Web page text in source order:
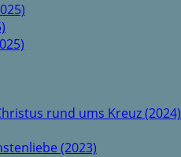
rund ums Kreuz (2024)
(2023)